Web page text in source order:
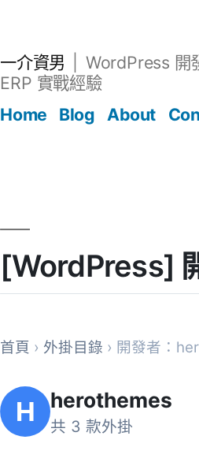
一介資男
WordPress 開
ERP 實戰經驗
Home
Blog About
[WordPress]
首頁 › 外掛目錄 › 開發者：
H herothemes
共 3 款外掛